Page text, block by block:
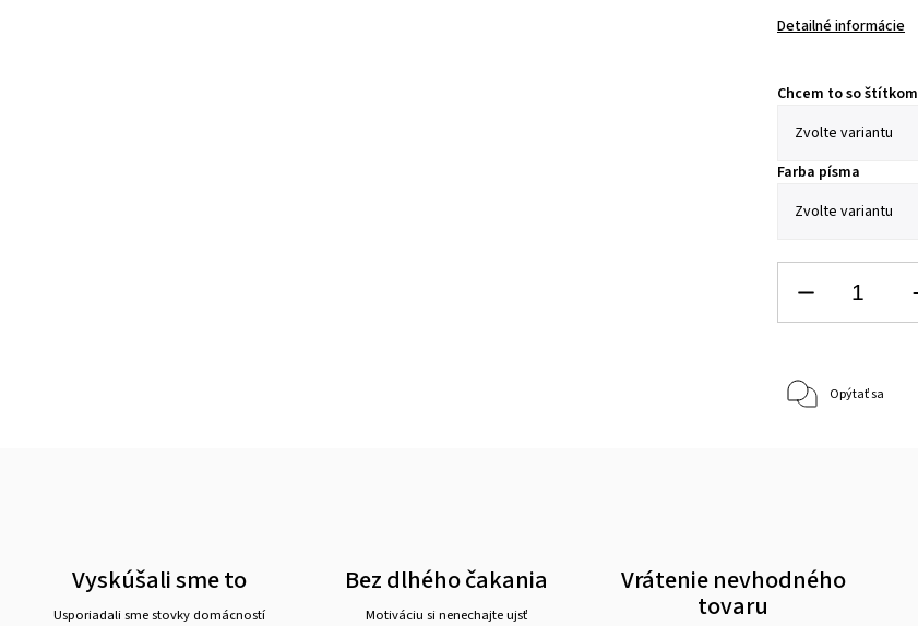
Detailné informácie
Chcem to so štítkom
Farba písma
Opýtať sa
Vyskúšali sme to
Usporiadali sme stovky domácností
Bez dlhého čakania
Motiváciu si nenechajte ujsť
Vrátenie nevhodného
tovaru